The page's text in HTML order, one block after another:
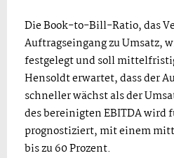
Die Book-to-Bill-Ratio, das
Auftragseingang zu Umsatz,
festgelegt und soll
Hensoldt erwartet, dass der
schneller wächst als der
des bereinigten EBITDA wird
prognostiziert, mit einem
bis zu 60 Prozent.